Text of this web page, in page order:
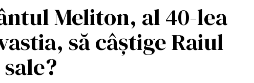
Meliton, al 40-lea
să câștige Raiul